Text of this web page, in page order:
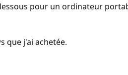
pour un ordinateur
que j'ai achetée.